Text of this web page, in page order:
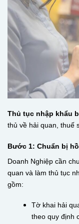
Thủ tục nhập khẩu
thủ về hải quan, thuế
Bước 1: Chuẩn bị
Doanh Nghiệp cần
quan và làm thủ tục
gồm:
Tờ khai hải
theo quy định